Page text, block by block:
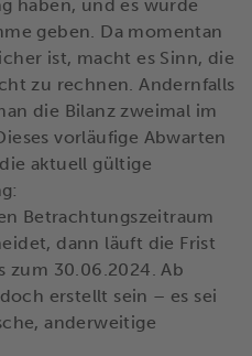
haben, und es würde
geben. Da momentan
ist, macht es Sinn, die
zu rechnen. Andernfalls
die Bilanz zweimal im
vorläufige Abwarten
aktuell gültige
Betrachtungszeitraum
dann läuft die Frist
zum 30.06.2024. Ab
erstellt sein – es sei
anderweitige